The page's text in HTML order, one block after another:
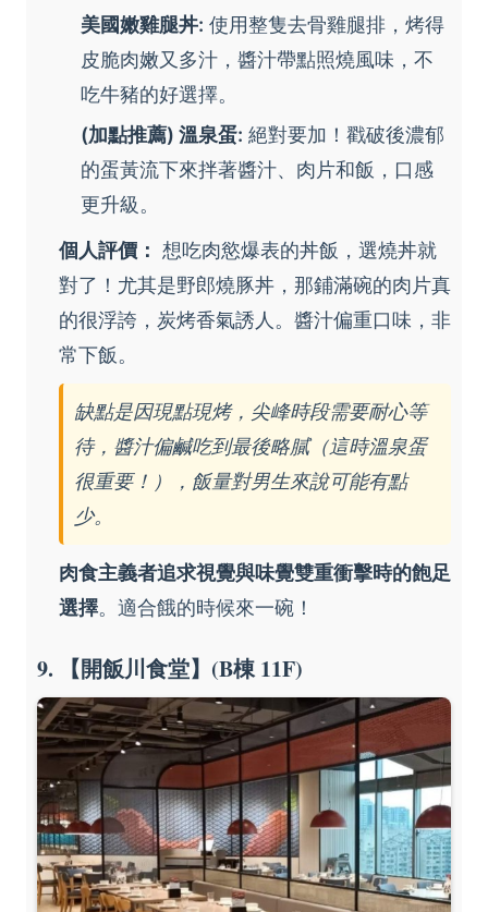
美國嫩雞腿丼: 使用整隻去骨雞腿排，烤得
皮脆肉嫩又多汁，醬汁帶點照燒風味，不
吃牛豬的好選擇。
(加點推薦) 溫泉蛋: 絕對要加！戳破後濃郁
的蛋黃流下來拌著醬汁、肉片和飯，口感
更升級。
個人評價： 想吃肉慾爆表的丼飯，選燒丼就
對了！尤其是野郎燒豚丼，那鋪滿碗的肉片真
的很浮誇，炭烤香氣誘人。醬汁偏重口味，非
常下飯。
缺點是因現點現烤，尖峰時段需要耐心等
待，醬汁偏鹹吃到最後略膩（這時溫泉蛋
很重要！），飯量對男生來說可能有點
少。
肉食主義者追求視覺與味覺雙重衝擊時的飽足
選擇。適合餓的時候來一碗！
9. 【開飯川食堂】(B棟 11F)